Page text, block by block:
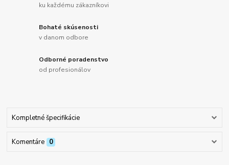
ku každému zákazníkovi
Bohaté skúsenosti
v danom odbore
Odborné poradenstvo
od profesionálov
Kompletné špecifikácie
Komentáre 0